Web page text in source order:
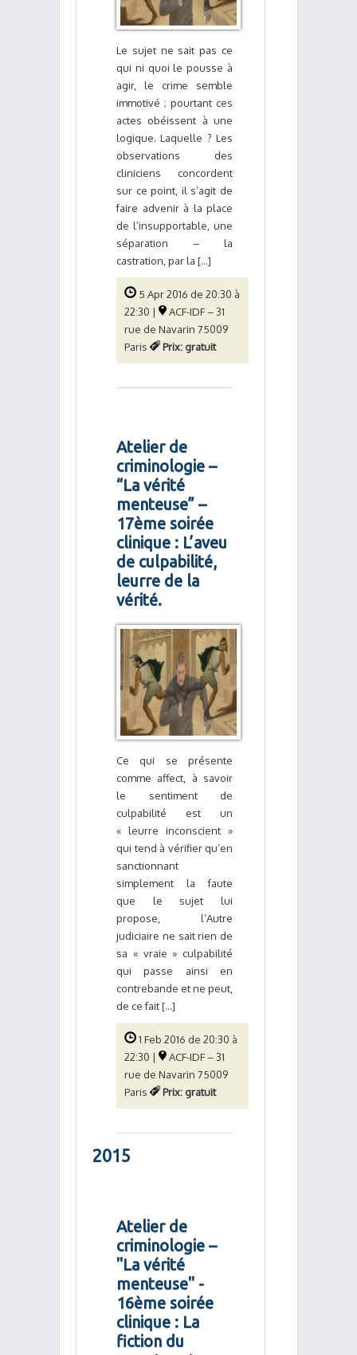
Le sujet ne sait pas ce
qui ni quoi le pousse à
agir, le crime semble
immotivé ; pourtant ces
actes obéissent à une
logique. Laquelle ? Les
observations des
cliniciens concordent
sur ce point, il s’agit de
faire advenir à la place
de l’insupportable, une
séparation – la
castration, par la [...]
5 Apr 2016 de 20:30 à
22:30 |
ACF-IDF – 31
rue de Navarin 75009
Paris
Prix: gratuit
Atelier de
criminologie –
“La vérité
menteuse” –
17ème soirée
clinique : L’aveu
de culpabilité,
leurre de la
vérité.
Ce qui se présente
comme affect, à savoir
le sentiment de
culpabilité est un
« leurre inconscient »
qui tend à vérifier qu’en
sanctionnant
simplement la faute
que le sujet lui
propose, l’Autre
judiciaire ne sait rien de
sa « vraie » culpabilité
qui passe ainsi en
contrebande et ne peut,
de ce fait [...]
1 Feb 2016 de 20:30 à
22:30 |
ACF-IDF – 31
rue de Navarin 75009
Paris
Prix: gratuit
2015
Atelier de
criminologie –
"La vérité
menteuse" -
16ème soirée
clinique : La
fiction du